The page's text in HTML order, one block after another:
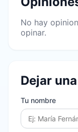
No hay
opinar.
Dejar
Tu nombre